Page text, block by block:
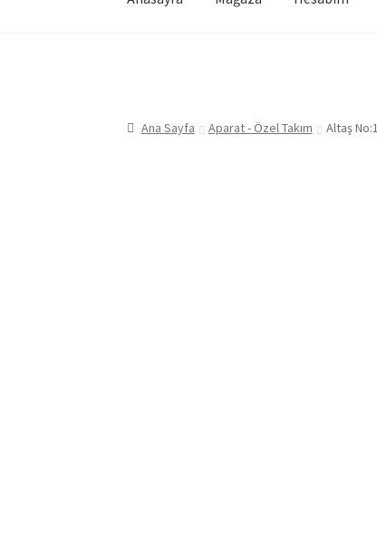
Ana Sayfa Aparat - Özel Takım Altaş